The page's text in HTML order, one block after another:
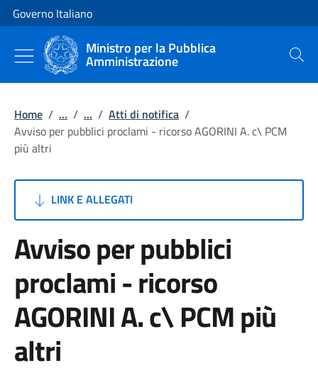
Vai al contenuto
Vai alla navigazione del sito
Governo Italiano
Ministro per la Pubblica
Amministrazione Cerca
Home / ... / ... / Atti di notifica /
Avviso per pubblici proclami - ricorso AGORINI A. c\ PCM
più altri
LINK E ALLEGATI
Avviso per pubblici
proclami - ricorso
AGORINI A. c\ PCM più
altri